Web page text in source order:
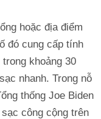
hoặc địa điểm
đó cung cấp tính
khoảng 30
nhanh. Trong nỗ
thống Joe Biden
công cộng trên